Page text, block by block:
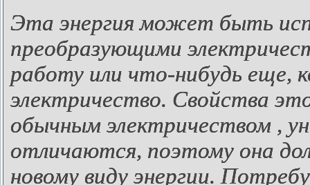
Эта энергия может быть
преобразующими
работу или что-нибудь еще,
электричество. Свойства
обычным электричеством ,
отличаются, поэтому она
новому виду энергии.